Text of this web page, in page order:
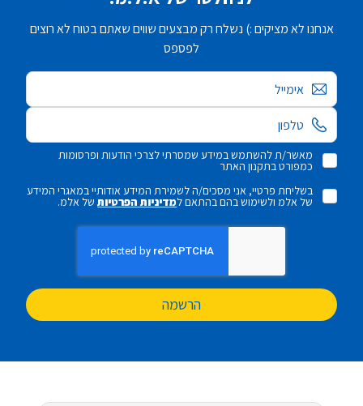
אנחנו לא מציקים :) נשלח רק מבצעים שווים שאתם בטוח לא רוצים
לפספס
אימייל
מאשר/ת להשתמש במידע שמסרתי לצרכי הודעות ופרסומות
כמפורט בתקנון האתר
בשליחת פרטיי, אני מסכים/ה לשמירת המידע אודותיי במאגרי המידע
של אלמ ולשימוש בהם בהתאם למדיניות הפרטיותשל אלמ.
הרשמה